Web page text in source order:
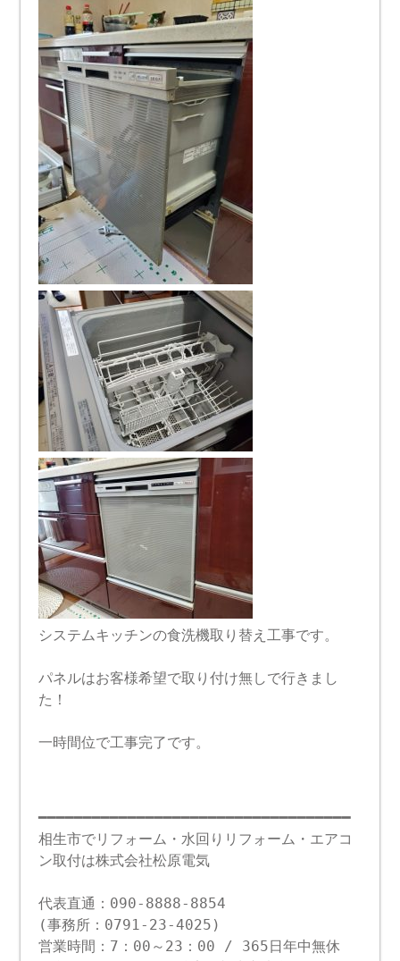
システムキッチンの食洗機取り替え工事です。
パネルはお客様希望で取り付け無しで行きまし
た！
一時間位で工事完了です。
━━━━━━━━━━━━━━━━━━━━━━━━━━━━━━━━━━━
相生市でリフォーム・水回りリフォーム・エアコ
ン取付は株式会社松原電気
代表直通：090-8888-8854
(事務所：0791-23-4025)
営業時間：7：00～23：00 / 365日年中無休